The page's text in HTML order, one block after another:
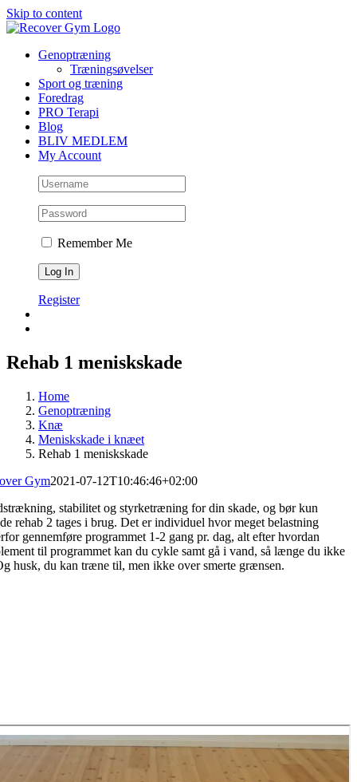
Skip to content
Genoptræning
Træningsøvelser
Sport og træning
Foredrag
PRO Terapi
Blog
BLIV MEDLEM
My Account
Remember Me
Register
Rehab 1 meniskskade
Home
Genoptræning
Knæ
Meniskskade i knæet
Rehab 1 meniskskade
Gym2021-07-12T10:46:46+02:00
stabilitet og styrketræning for din skade, og bør kun
rehab 2 tages i brug. Det er individuel hvor meget belastning
gennemføre programmet 1-2 gang pr. dag, alt efter hvordan
til programmet kan du cykle samt gå i vand, så længe du ikke
husk, du kan træne til, men ikke over smerte grænsen.